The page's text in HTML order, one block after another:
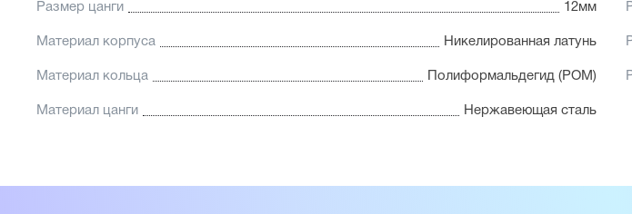
Размер цанги 12мм
Материал корпуса Никелированная латунь
Материал кольца Полиформальдегид (POM)
Материал цанги Нержавеющая сталь